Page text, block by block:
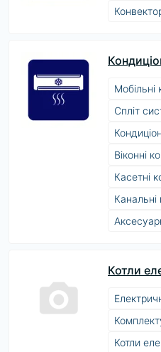
Мобільні
Спліт
Віконні
Касетні
Канальні
Котли
Котли